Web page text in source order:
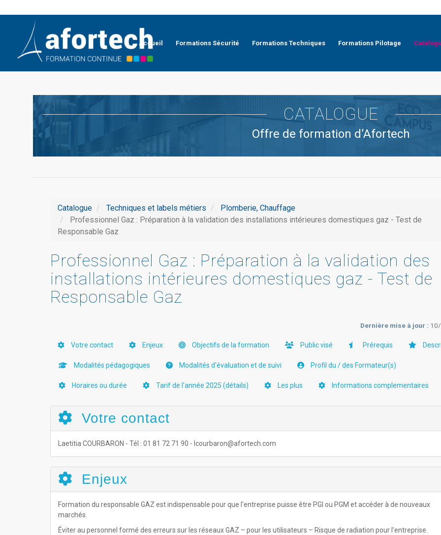
Accueil Formations Sécurité Formations Techniques Formations Pilotage
CATALOGUE
Offre de formation d’Afortech
Catalogue Techniques et labels métiers
Plomberie, Chauffage
Professionnel Gaz : Préparation à la validation des installations intérieures domestiques gaz - Test de
Responsable Gaz
Professionnel Gaz : Préparation à la validation des
installations intérieures domestiques gaz - Test de
Responsable Gaz
Dernière mise à jour :
Votre contact Enjeux Objectifs de la formation Public visé Prérequis
Modalités pédagogiques Modalités d'évaluation et de suivi Profil du / des Formateur(s)
Horaires ou durée Tarif de l'année 2025 (détails) Les plus Informations complementaires
Votre contact
Laetitia COURBARON - Tél : 01 81 72 71 90 - lcourbaron@afortech.com
Enjeux
Formation du responsable GAZ est indispensable pour que l'entreprise puisse être PGI ou PGM et accéder à de nouveaux
marchés.
Éviter au personnel formé des erreurs sur les réseaux GAZ – pour les utilisateurs – Risque de radiation pour l'entreprise.